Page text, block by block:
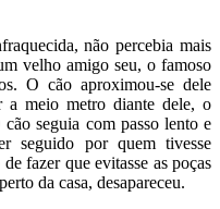
não percebia mais
velho amigo seu, o famoso
O cão aproximou-se dele
a meio metro diante dele, o
seguia com passo lento e
seguido por quem tivesse
fazer que evitasse as poças
da casa, desapareceu.